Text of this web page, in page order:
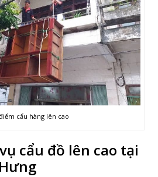
cẩu hàng lên cao
cẩu đồ lên cao tại